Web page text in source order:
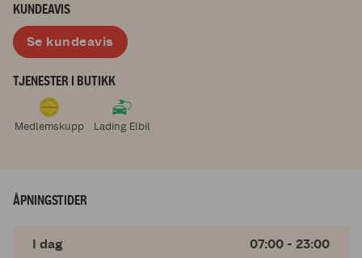
KUNDEAVIS
Se kundeavis
TJENESTER I BUTIKK
Medlemskupp Lading Elbil
ÅPNINGSTIDER
I dag 07:00 - 23:00